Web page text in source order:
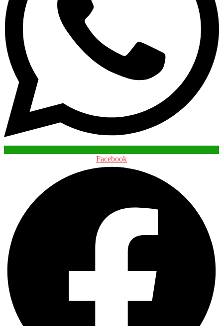
Facebook